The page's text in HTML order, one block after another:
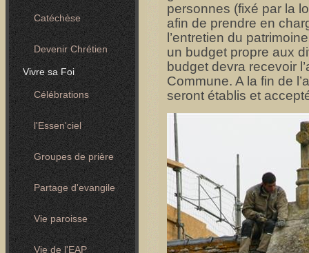
Catéchèse
Devenir Chrétien
Vivre sa Foi
Célébrations
l'Essen'ciel
Groupes de prière
Partage d'evangile
Vie paroisse
Vie de l'EAP
personnes (fixé par la
afin de prendre en
l’entretien du
un budget propre aux
budget devra recevoir
Commune. A la fin de
seront établis et